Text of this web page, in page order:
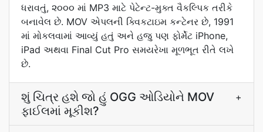
ધરાવતું, ૨૦૦૦ માં MP3 માટે પેટેન્ટ-મુક્ત વૈકલ્પિક તરીકે
બનાવેલ છે. MOV એપલની ક્વિકટાઇમ કન્ટેનર છે, 1991
માં મોકલવામાં આવ્યું હતું અને હજુ પણ ફોર્મેટ iPhone,
iPad અથવા Final Cut Pro સમયરેખા મૂળભૂત રીતે લખે
છે.
શું ચિત્ર હશે જો હું OGG ઓડિયોને MOV
ફાઈલમાં મૂકીશ?
+